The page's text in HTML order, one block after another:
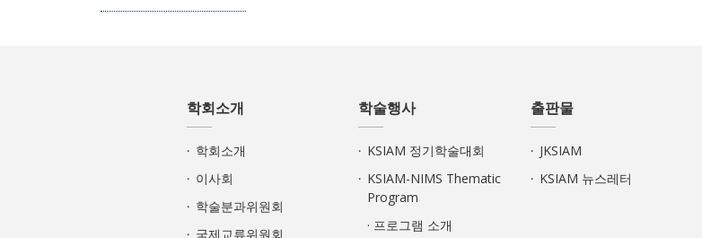
학회소개
학회소개
이사회
학술분과위원회
국제교류위원회
학술행사
KSIAM 정기학술대회
KSIAM-NIMS Thematic
Program
· 프로그램 소개
출판물
JKSIAM
KSIAM 뉴스레터